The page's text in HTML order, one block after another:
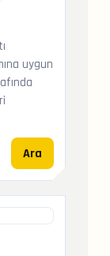
uygun
Ara